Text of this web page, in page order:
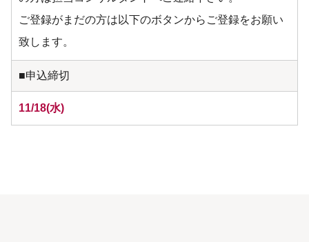
ご登録がまだの方は以下のボタンからご登録をお願い
致します。
■申込締切
11/18(水)